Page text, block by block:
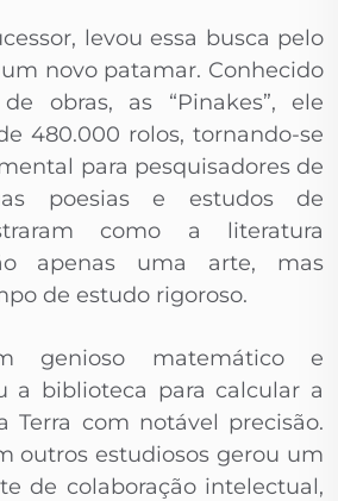
levou essa busca pelo
novo patamar. Conhecido
obras, as “Pinakes”, ele
480.000 rolos, tornando-se
para pesquisadores de
poesias e estudos de
como a literatura
apenas uma arte, mas
de estudo rigoroso.
genioso matemático e
a biblioteca para calcular a
Terra com notável precisão.
outros estudiosos gerou um
de colaboração intelectual,